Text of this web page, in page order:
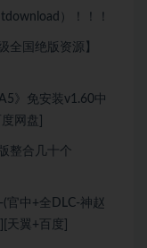
）！！！
全国绝版资源】
》免安装v1.60中
网盘]
整合几十个
官中+全DLC-神赵
天翼+百度]